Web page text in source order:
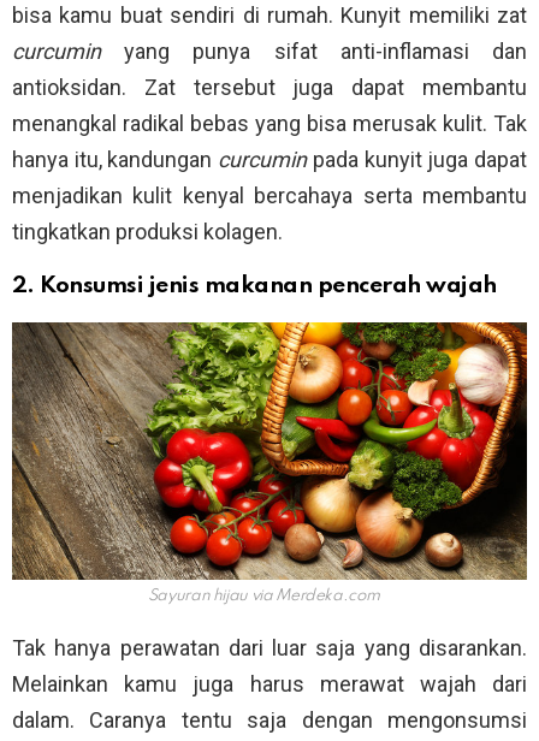
bisa kamu buat sendiri di rumah. Kunyit memiliki zat
curcuminyang punya sifat anti-inflamasi dan
antioksidan. Zat tersebut juga dapat membantu
menangkal radikal bebas yang bisa merusak kulit. Tak
hanya itu, kandungan curcumin pada kunyit juga dapat
menjadikan kulit kenyal bercahaya serta membantu
tingkatkan produksi kolagen.
2. Konsumsi jenis makanan pencerah wajah
Sayuran hijau viaMerdeka.com
Tak hanya perawatan dari luar saja yang disarankan.
Melainkan kamu juga harus merawat wajah dari
dalam. Caranya tentu saja dengan mengonsumsi